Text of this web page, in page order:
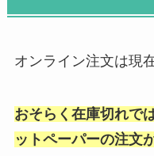
オンライン注文は現
おそらく在庫切れで
ットペーパーの注文